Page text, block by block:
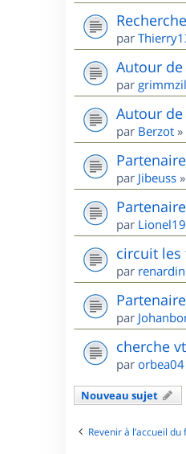
par
Autour de
par
Autour
par Berzot »
par Jibeuss »
par
circuit les
par
par
cherche
par orbea04
Nouveau sujet
Revenir à l’accueil